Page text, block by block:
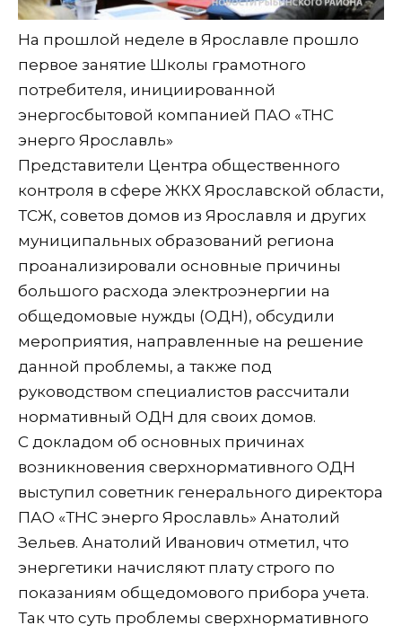
На прошлой неделе в Ярославле прошло
первое занятие Школы грамотного
потребителя, инициированной
энергосбытовой компанией ПАО «ТНС
энерго Ярославль»
Представители Центра общественного
контроля в сфере ЖКХ Ярославской области,
ТСЖ, советов домов из Ярославля и других
муниципальных образований региона
проанализировали основные причины
большого расхода электроэнергии на
общедомовые нужды (ОДН), обсудили
мероприятия, направленные на решение
данной проблемы, а также под
руководством специалистов рассчитали
нормативный ОДН для своих домов.
С докладом об основных причинах
возникновения сверхнормативного ОДН
выступил советник генерального директора
ПАО «ТНС энерго Ярославль» Анатолий
Зельев. Анатолий Иванович отметил, что
энергетики начисляют плату строго по
показаниям общедомового прибора учета.
Так что суть проблемы сверхнормативного